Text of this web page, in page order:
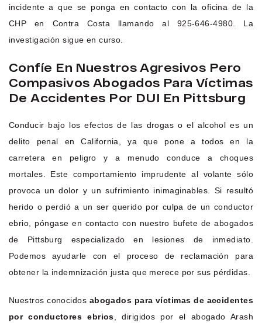
incidente a que se ponga en contacto con la oficina de la
CHP en Contra Costa llamando al 925-646-4980. La
investigación sigue en curso.
Confíe En Nuestros Agresivos Pero
Compasivos Abogados Para Víctimas
De Accidentes Por DUI En Pittsburg
Conducir bajo los efectos de las drogas o el alcohol es un
delito penal en California, ya que pone a todos en la
carretera en peligro y a menudo conduce a choques
mortales. Este comportamiento imprudente al volante sólo
provoca un dolor y un sufrimiento inimaginables. Si resultó
herido o perdió a un ser querido por culpa de un conductor
ebrio, póngase en contacto con nuestro bufete de abogados
de Pittsburg especializado en lesiones de inmediato.
Podemos ayudarle con el proceso de reclamación para
obtener la indemnización justa que merece por sus pérdidas.
Nuestros conocidos abogados para víctimas de accidentes
por conductores ebrios , dirigidos por el abogado Arash